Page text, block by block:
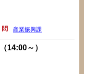
産業振興課
14:00～）